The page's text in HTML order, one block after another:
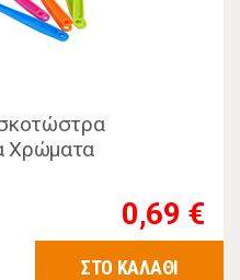
Χρώματα
0,69 €
ΣΤΟ ΚΑΛΑΘΙ